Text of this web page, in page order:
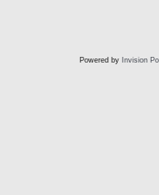
Powered by Invision